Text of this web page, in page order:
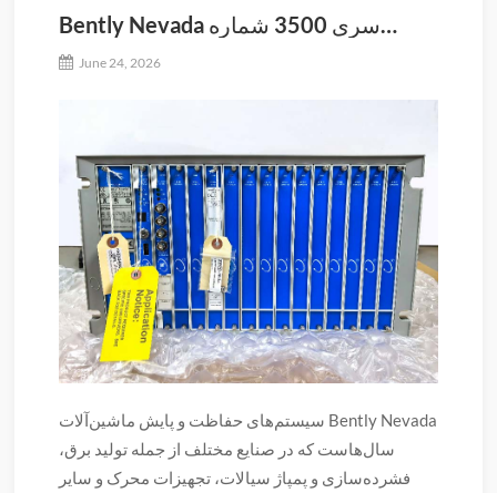
Bently Nevada سری 3500 شماره
سفارش جدید و شماره سفارش قدیمی
June 24, 2026
سیستم‌های حفاظت و پایش ماشین‌آلات Bently Nevada
سال‌هاست که در صنایع مختلف از جمله تولید برق،
فشرده‌سازی و پمپاژ سیالات، تجهیزات محرک و سایر